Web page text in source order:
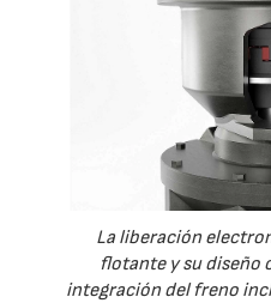
La liberación
flotante y su diseño
integración del freno